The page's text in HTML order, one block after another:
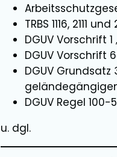
TRBS 1116, 2111 und
DGUV Vorschrift
DGUV Vorschrift
DGUV
DGUV Regel
u. dgl.